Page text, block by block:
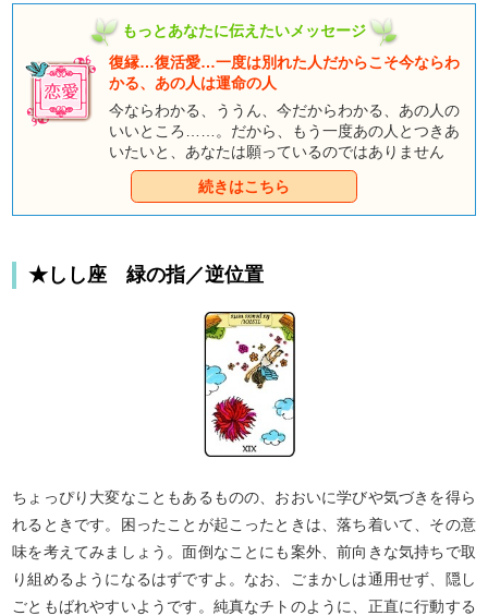
もっとあなたに伝えたいメッセージ
復縁…復活愛…一度は別れた人だからこそ今ならわ
かる、あの人は運命の人
今ならわかる、ううん、今だからわかる、あの人の
いいところ……。だから、もう一度あの人とつきあ
いたいと、あなたは願っているのではありません
か？ あの人もあなたと同じように別れを悔いてい
るなら、ふたりはやり直せるはずです。愛復活の望
みをかけて、あの人の気持ちを占ってみましょう！
続きはこちら
★しし座 緑の指／逆位置
ちょっぴり大変なこともあるものの、おおいに学びや気づきを得ら
れるときです。困ったことが起こったときは、落ち着いて、その意
味を考えてみましょう。面倒なことにも案外、前向きな気持ちで取
り組めるようになるはずですよ。なお、ごまかしは通用せず、隠し
ごともばれやすいようです。純真なチトのように、正直に行動する